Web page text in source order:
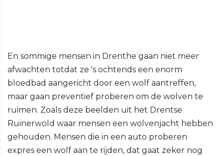
En sommige mensen in Drenthe gaan niet meer
afwachten totdat ze 's ochtends een enorm
bloedbad aangericht door een wolf aantreffen,
maar gaan preventief proberen om de wolven te
ruimen. Zoals deze beelden uit het Drentse
Ruinerwold waar mensen een wolvenjacht hebben
gehouden. Mensen die in een auto proberen
expres een wolf aan te rijden, dat gaat zeker nog